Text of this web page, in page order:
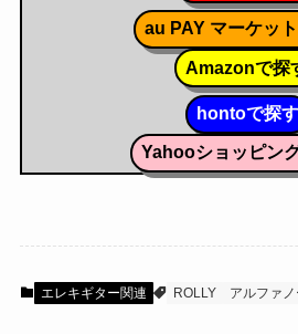
au PAY マーケッ
Amazonで探
hontoで探す
Yahooショッピン
エレキギター関連 ROLLY アルファノ